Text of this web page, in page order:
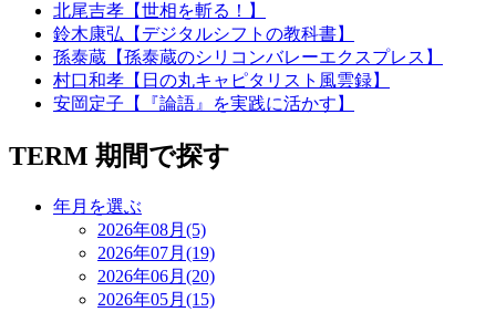
北尾吉孝【世相を斬る！】
鈴木康弘【デジタルシフトの教科書】
孫泰蔵【孫泰蔵のシリコンバレーエクスプレス】
村口和孝【日の丸キャピタリスト風雲録】
安岡定子【『論語』を実践に活かす】
TERM 期間で探す
年月を選ぶ
2026年08月(5)
2026年07月(19)
2026年06月(20)
2026年05月(15)